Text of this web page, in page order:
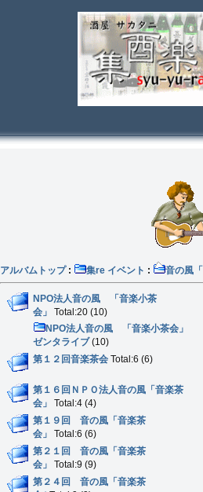
アルバムトップ: 集re イベント : 音の
NPO法人音の風 「音楽小茶
会」
Total:20 (10)
NPO法人音の風 「音楽小茶会」
ゼンタライブ(10)
第１２回音楽茶会 Total:6 (6)
第１６回ＮＰＯ法人音の風「音楽茶
会」
Total:4 (4)
第１９回 音の風「音楽茶
会」
Total:6 (6)
第２１回 音の風「音楽茶
会」
Total:9 (9)
第２４回 音の風「音楽茶